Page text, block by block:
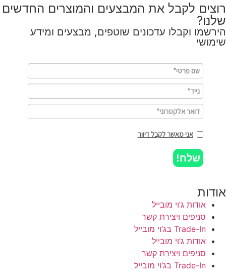
רוצים לקבל את המבצעים והמוצרים החדשים
שלנו?
הירשמו וקבלו עדכונים שוטפים, מבצעים ומידע
שימושי
אני מאשר לקבל דיוור
שלח!
אודות
אודות ג’וי מובייל
סניפים ויצירת קשר
Trade-In בג’וי מובייל
אודות ג’וי מובייל
סניפים ויצירת קשר
Trade-In בג’וי מובייל